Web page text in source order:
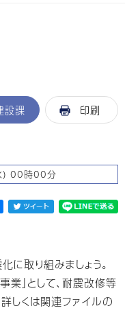
設課 印刷
00時00分
に取り組みましょう。
業」として、耐震改修等
しくは関連ファイルの